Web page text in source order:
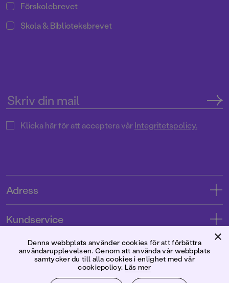
Förskolebrevet
Skola & Biblioteksbrevet
Klicka här för att acceptera vårIntegritetspolicy.
Adress
Tryckerigatan 4
Kundservice
Kontakta oss
Kundservice
Användarvillkor intressenter
Förlaget
×
Denna webbplats använder cookies för att förbättra
användarupplevelsen. Genom att använda vår webbplats
samtycker du till alla cookies i enlighet med vår
cookiepolicy. Läs mer